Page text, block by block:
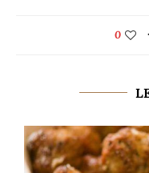
0